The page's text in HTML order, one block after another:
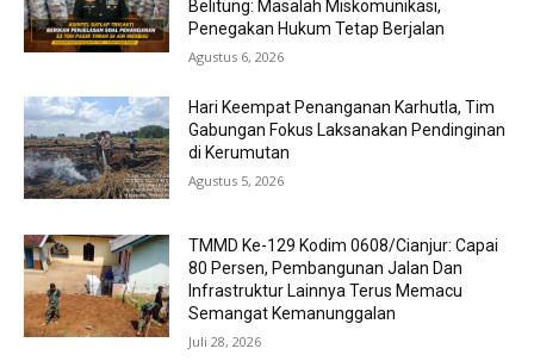
Belitung: Masalah Miskomunikasi,
Penegakan Hukum Tetap Berjalan
Agustus 6, 2026
Hari Keempat Penanganan Karhutla, Tim
Gabungan Fokus Laksanakan Pendinginan
di Kerumutan
Agustus 5, 2026
TMMD Ke-129 Kodim 0608/Cianjur: Capai
80 Persen, Pembangunan Jalan Dan
Infrastruktur Lainnya Terus Memacu
Semangat Kemanunggalan
Juli 28, 2026